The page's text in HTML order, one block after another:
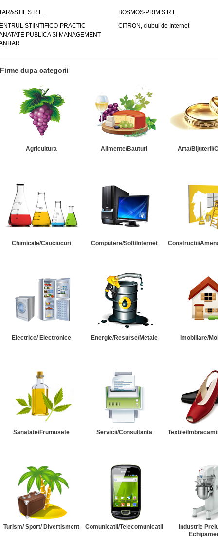
S.R.L.
BOSMOS-PRIM S.R.L.
STIINTIFICO-PRACTIC
PUBLICA SI MANAGEMENT
CITRON, clubul de Internet
Firme dupa categorii
Agricultura Alimente/Bauturi Arta/Bijuterii/
Chimicale/Cauciucuri Computere/Soft/Internet Constructii/
Electrice/ Electronice Energie/Resurse/Metale Imobiliare/
Sanatate/Frumusete Servicii/Consultanta Textile/
Turism/ Sport/ Divertisment Comunicatii/Telecomunicatii
Industrie